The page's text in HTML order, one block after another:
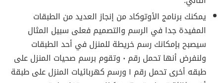
يمكنك برنامج الأوتوكاد من إنجاز العديد من الطبقات
المفيدة جدا في الرسم والتصميم فعلى سبيل المثال
سيصبح بإمكانك رسم خريطة للمنزل في أحد الطبقات
ولنفرض أنها تحمل رقم ٠ وتقوم برسم صحيات المنزل على
طبقه أخرى تحمل رقم ١ ورسم كهربائيات المنزل على طبقة